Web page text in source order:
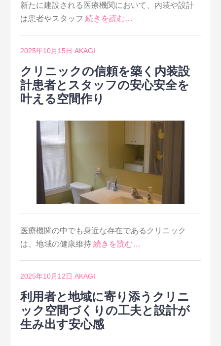
新たに建設される医療機関において、内装や設計
は患者やスタッフ 続きを読む…
2025年10月15日 AKAGI
クリニックの信頼を築く内装設
計患者とスタッフの安心安全を
叶える空間作り
医療機関の中でも身近な存在であるクリニック
は、地域の健康維持 続きを読む…
2025年10月12日 AKAGI
利用者と地域に寄り添うクリニ
ック空間づくりの工夫と設計が
生み出す安心感